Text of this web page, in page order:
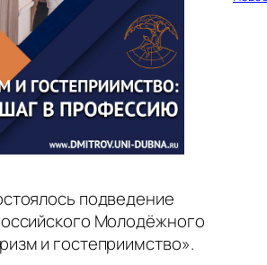
подведение
Молодёжного
и гостеприимство».